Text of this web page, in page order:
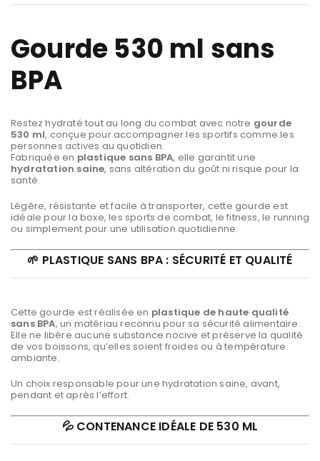
Gourde 530 ml sans
BPA
Restez hydraté tout au long du combat avec notre gourde
530 ml, conçue pour accompagner les sportifs comme les
personnes actives au quotidien.
Fabriquée en plastique sans BPA, elle garantit une
hydratation saine, sans altération du goût ni risque pour la
santé.
Légère, résistante et facile à transporter, cette gourde est
idéale pour la boxe, les sports de combat, le fitness, le running
ou simplement pour une utilisation quotidienne.
🌱 PLASTIQUE SANS BPA : SÉCURITÉ ET QUALITÉ
Cette gourde est réalisée en plastique de haute qualité
sans BPA, un matériau reconnu pour sa sécurité alimentaire.
Elle ne libère aucune substance nocive et préserve la qualité
de vos boissons, qu’elles soient froides ou à température
ambiante.
Un choix responsable pour une hydratation saine, avant,
pendant et après l’effort.
💦 CONTENANCE IDÉALE DE 530 ML